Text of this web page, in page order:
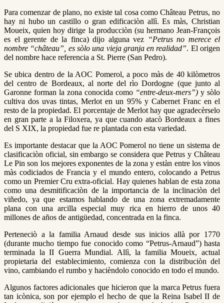
Para comenzar de plano, no existe tal cosa como Château Petrus, no
hay ni hubo un castillo o gran edificaciòn allì. Es màs, Christian
Moueix, quien hoy dirige la producciòn (su hermano Jean-François
es el gerente de la finca) dijo alguna vez “Petrus no merece el
nombre “château”, es sòlo una vieja granja en realidad”. El origen
del nombre hace referencia a St. Pierre (San Pedro).
Se ubica dentro de la AOC Pomerol, a poco màs de 40 kilòmetros
del centro de Bordeaux, al norte del rìo Dordogne (que junto al
Garonne forman la zona conocida como “entre-deux-mers”) y sòlo
cultiva dos uvas tintas, Merlot en un 95% y Cabernet Franc en el
resto de la propiedad. El porcentaje de Merlot hay que agradecèrselo
en gran parte a la Filoxera, ya que cuando atacò Bordeaux a fines
del S XIX, la propiedad fue re plantada con esta variedad.
Es importante destacar que la AOC Pomerol no tiene un sistema de
clasificaciòn oficial, sin embargo se considera que Petrus y Château
Le Pin son los mejores exponentes de la zona y estàn entre los vinos
màs codiciados de Francia y el mundo entero, colocando a Petrus
como un Premier Cru extra-oficial. Hay quienes hablan de esta zona
como una desmitificaciòn de la importancia de la inclinaciòn del
viñedo, ya que estamos hablando de una zona extremadamente
plana con una arcilla especial muy rica en hierro de unos 40
millones de años de antigüedad, concentrada en la finca.
Perteneciò a la familia Arnaud desde sus inicios allà por 1770
(durante mucho tiempo fue conocido como “Petrus-Arnaud”) hasta
terminada la II Guerra Mundial. Allì, la familia Moueix, actual
propietaria del establecimiento, comienza con la distribuciòn del
vino, cambiando el rumbo y hacièndolo conocido en todo el mundo.
Algunos factores adicionales que hicieron que la marca Petrus fuera
tan icònica, son por ejemplo el hecho de que la Reina Isabel II de